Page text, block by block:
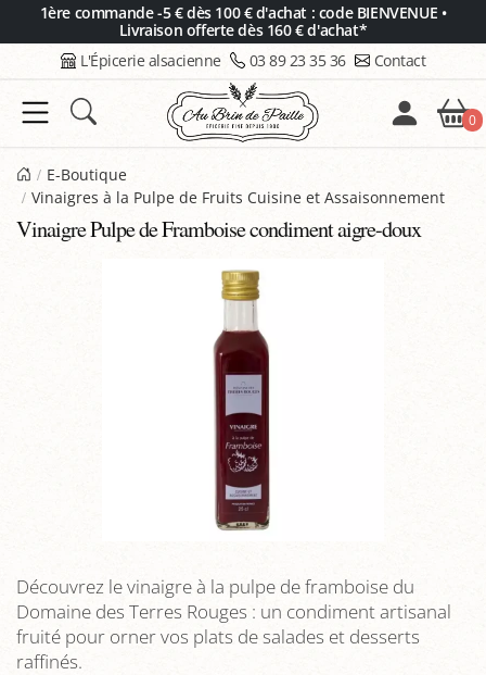
1ère commande -5 € dès 100 € d'achat : code BIENVENUE •
Livraison offerte dès 160 € d'achat*
L'Épicerie alsacienne 03 89 23 35 36 Contact
0
E-Boutique
Vinaigres à la Pulpe de Fruits Cuisine et Assaisonnement
Vinaigre Pulpe de Framboise condiment aigre-doux
Découvrez le vinaigre à la pulpe de framboise du
Domaine des Terres Rouges : un condiment artisanal
fruité pour orner vos plats de salades et desserts
raffinés.
Panneau de gestion des cookies